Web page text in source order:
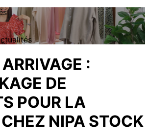
:
DE
POUR LA
NIPA STOCK